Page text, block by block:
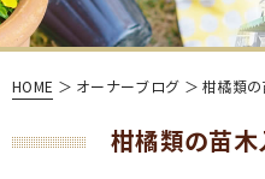
HOME ＞ オーナーブログ ＞ 柑橘類の
柑橘類の苗木